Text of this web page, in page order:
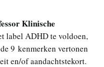
Klinische
label ADHD te voldoen,
9 kenmerken vertonen
en/of aandachtstekort.